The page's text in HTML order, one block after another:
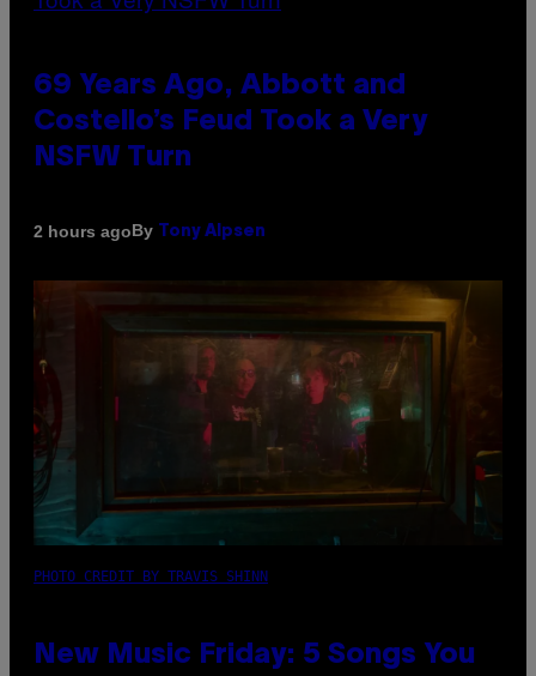
69 Years Ago, Abbott and
Costello’s Feud Took a Very
NSFW Turn
2 hours agoBy Tony Alpsen
PHOTO CREDIT BY TRAVIS SHINN
New Music Friday: 5 Songs You